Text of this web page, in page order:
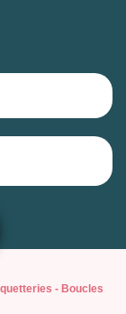
- Boucles